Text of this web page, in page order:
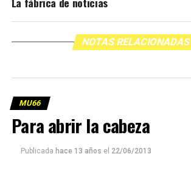
NOTAS RELACIONADAS
MU66
Para abrir la cabeza
Publicada hace 13 años el 22/06/2013